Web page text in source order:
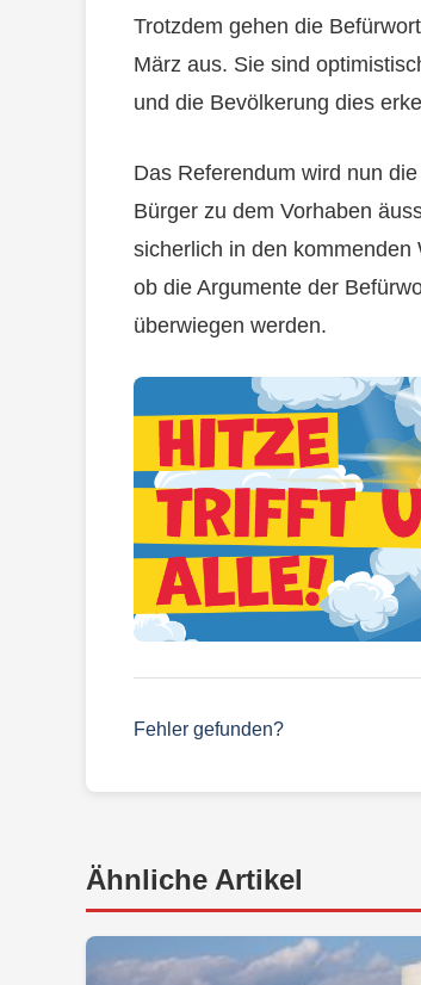
Trotzdem gehen die
März aus. Sie sind
und die Bevölkerung dies
Das Referendum wird nun
Bürger zu dem Vorhaben
sicherlich in den
ob die Argumente der
überwiegen werden.
Fehler gefunden?
Ähnliche Artikel